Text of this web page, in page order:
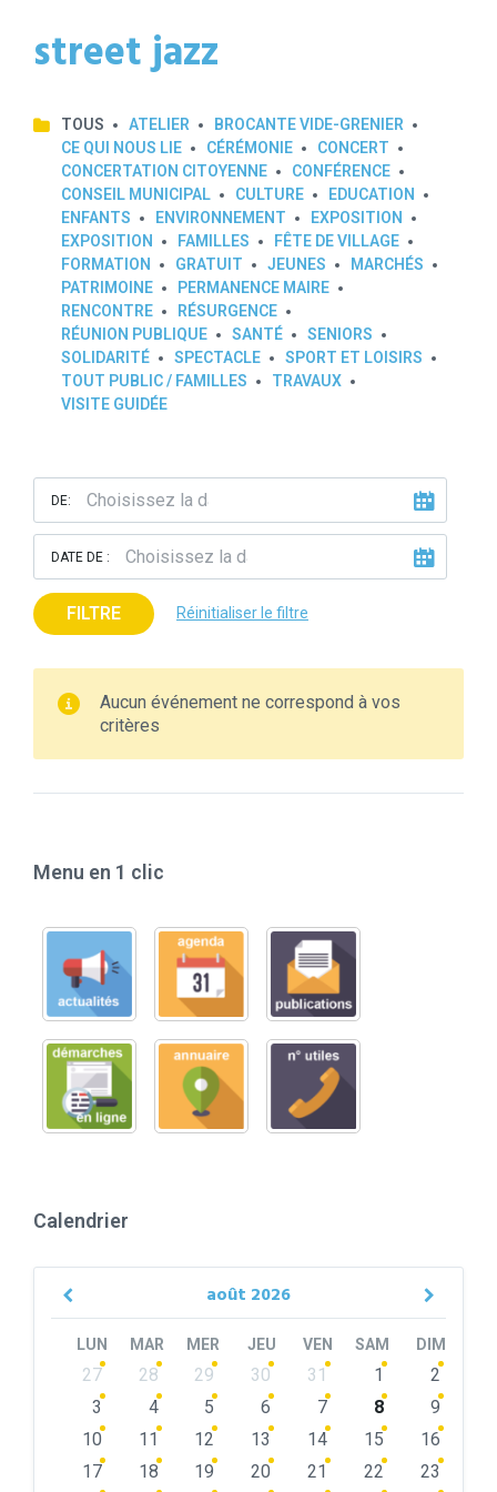
street jazz
TOUS ATELIER
BROCANTE VIDE-GRENIER
CE QUI NOUS LIE
CÉRÉMONIE
CONCERT
CONCERTATION CITOYENNE
CONFÉRENCE
CONSEIL MUNICIPAL
CULTURE
EDUCATION
ENFANTS
ENVIRONNEMENT
EXPOSITION
EXPOSITION
FAMILLES
FÊTE DE VILLAGE
FORMATION
GRATUIT JEUNES
MARCHÉS
PATRIMOINE
PERMANENCE MAIRE
RENCONTRE
RÉSURGENCE
RÉUNION PUBLIQUE
SANTÉ
SENIORS
SOLIDARITÉ
SPECTACLE
SPORT ET LOISIRS
TOUT PUBLIC / FAMILLES
TRAVAUX
VISITE GUIDÉE
DE:
DATE DE :
FILTRE Réinitialiser le filtre
Aucun événement ne correspond à vos
critères
Menu en 1 clic
Calendrier
août 2026
Previous
LUN MAR MER JEU VEN SAM DIM
Skip
calendar
27 28 29 30 31 1
2
3
4 5 6 7 8
9
10
11 12 13 14 15
16
17
18 19 20 21 22
23